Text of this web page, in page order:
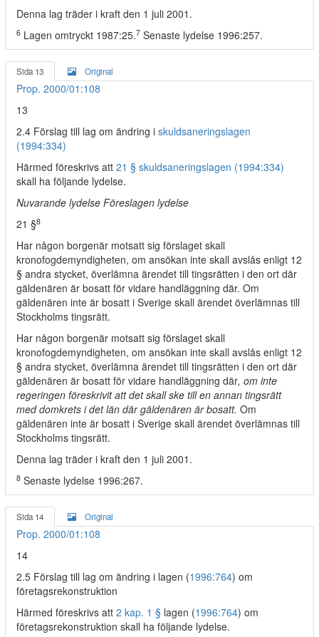
Denna lag träder i kraft den 1 juli 2001.
6 Lagen omtryckt 1987:25.7 Senaste lydelse 1996:257.
Sida 13 Original
Prop. 2000/01:108
13
2.4 Förslag till lag om ändring i skuldsaneringslagen
(1994:334)
Härmed föreskrivs att 21 § skuldsaneringslagen (1994:334)
skall ha följande lydelse.
Nuvarande lydelse Föreslagen lydelse
21 §8
Har någon borgenär motsatt sig förslaget skall
kronofogdemyndigheten, om ansökan inte skall avslås enligt 12
§ andra stycket, överlämna ärendet till tingsrätten i den ort där
gäldenären är bosatt för vidare handläggning där. Om
gäldenären inte är bosatt i Sverige skall ärendet överlämnas till
Stockholms tingsrätt.
Har någon borgenär motsatt sig förslaget skall
kronofogdemyndigheten, om ansökan inte skall avslås enligt 12
§ andra stycket, överlämna ärendet till tingsrätten i den ort där
gäldenären är bosatt för vidare handläggning där, om inte
regeringen föreskrivit att det skall ske till en annan tingsrätt
med domkrets i det län där gäldenären är bosatt. Om
gäldenären inte är bosatt i Sverige skall ärendet överlämnas till
Stockholms tingsrätt.
Denna lag träder i kraft den 1 juli 2001.
8 Senaste lydelse 1996:267.
Sida 14 Original
Prop. 2000/01:108
14
2.5 Förslag till lag om ändring i lagen (1996:764) om
företagsrekonstruktion
Härmed föreskrivs att 2 kap. 1 § lagen (1996:764) om
företagsrekonstruktion skall ha följande lydelse.